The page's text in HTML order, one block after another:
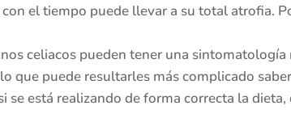
el tiempo puede llevar a su total atrofia.
celiacos pueden tener una
que puede resultarles más complicado
se está realizando de forma correcta la